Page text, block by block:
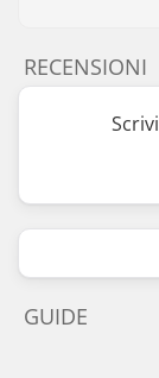
RECENSIONI
GUIDE